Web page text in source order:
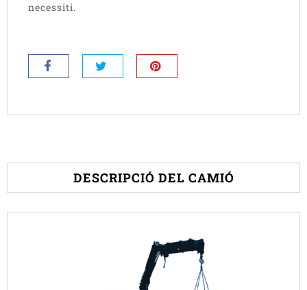
necessiti.
DESCRIPCIÓ DEL CAMIÓ